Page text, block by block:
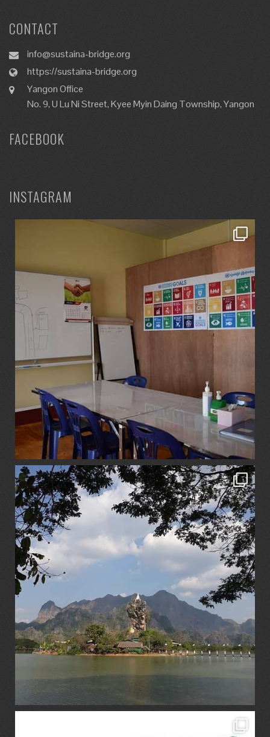
CONTACT
info@sustaina-bridge.org
https://sustaina-bridge.org
Yangon Office
No. 9, U Lu Ni Street, Kyee Myin Daing Township, Yangon
FACEBOOK
INSTAGRAM